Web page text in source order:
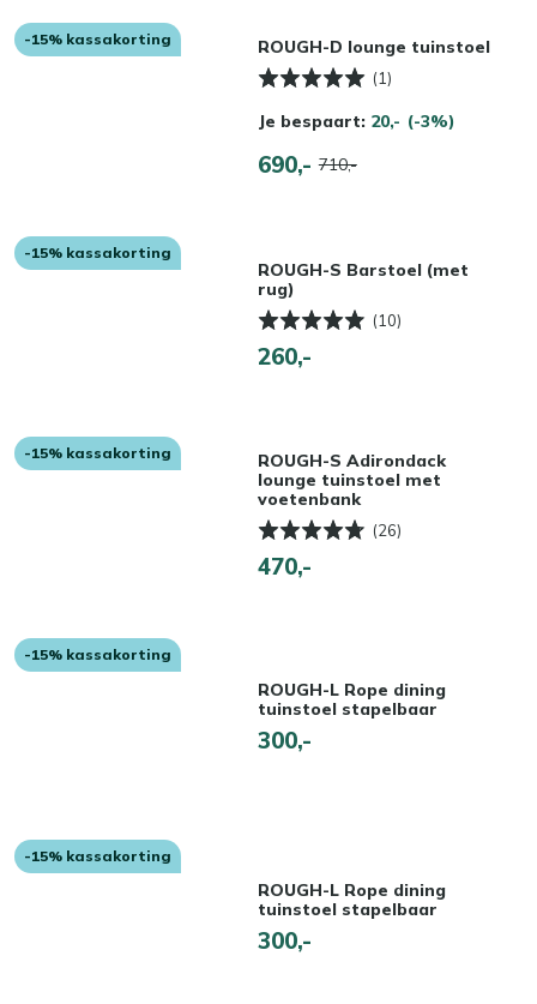
-15% kassakorting ROUGH-D lounge tuinstoel
(1)
Je bespaart: 20,- (-3%)
690,- 710,-
-15% kassakorting
ROUGH-S Barstoel (met
rug)
(10)
260,-
-15% kassakorting
ROUGH-S Adirondack
lounge tuinstoel met
voetenbank
(26)
470,-
-15% kassakorting
ROUGH-L Rope dining
tuinstoel stapelbaar
300,-
-15% kassakorting
ROUGH-L Rope dining
tuinstoel stapelbaar
300,-